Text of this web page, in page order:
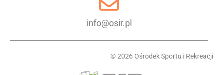
info@osir.pl
© 2026 Ośrodek Sportu i Rekreacji